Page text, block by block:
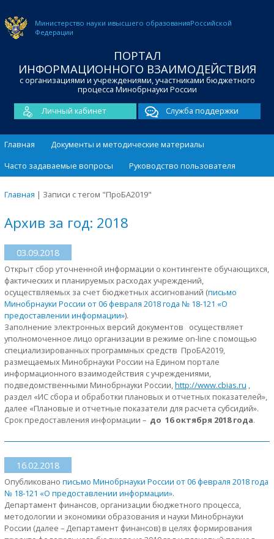
Министерство науки ивысшего образованияРоссийской
Федерации
ПОРТАЛ
ИНФОРМАЦИОННОГО ВЗАИМОДЕЙСТВИЯ
с организациями и учреждениями, участниками бюджетного
процесса Минобрнауки России
Личный кабинет
Служба поддержки
Главная
Документы и методические материалы
Часто задаваемые вопросы
Руководство пользователя
Главная | Записи с тегом "ПроБА2019"
Архив за год: 2018
03.09.2018
Открыт сбор уточненной информации о контингенте обучающихся,
фактических и планируемых расходах учреждений,
осуществляемых за счет бюджетных ассигнований (письмо
Минобрнауки России от 06 февраля 2018 года № 18-121 «О
предоставлении информации»).
Заполнение электронных версий документов осуществляет
уполномоченное лицо организации в режиме on-line с помощью
специализированных программных средств ПроБА2019,
размещаемых Минобрнауки России на Едином портале
информационного взаимодействия с учреждениями,
подведомственными Минобрнауки России, http://www.сbias.ru
раздел «ИС сбора и обработки плановых и отчетных показателей»,
далее «Плановые и отчетные показатели для расчета субсидий».
Срок предоставления информации – до 16 октября 2018 года.
16.02.2018
Опубликовано письмо Минобрнауки России от 06 февраля 2018 года
№ 18-121 «О предоставлении информации».
Департамент финансов, организации бюджетного процесса,
методологии и экономики образования и науки Минобрнауки
России (далее – Департамент финансов) в целях формирования